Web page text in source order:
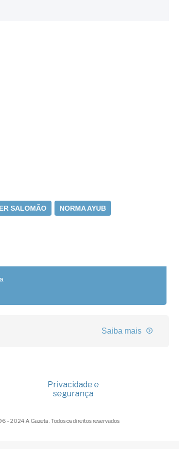
SALOMÃO NORMA AYUB
Saiba mais
Privacidade e
segurança
- 2024 A Gazeta. Todos os direitos reservados